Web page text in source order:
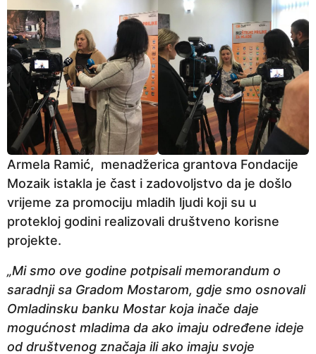
Armela Ramić, menadžerica grantova Fondacije
Mozaik istakla je čast i zadovoljstvo da je došlo
vrijeme za promociju mladih ljudi koji su u
protekloj godini realizovali društveno korisne
projekte.
„Mi smo ove godine potpisali memorandum o
saradnji sa Gradom Mostarom, gdje smo osnovali
Omladinsku banku Mostar koja inače daje
mogućnost mladima da ako imaju određene ideje
od društvenog značaja ili ako imaju svoje